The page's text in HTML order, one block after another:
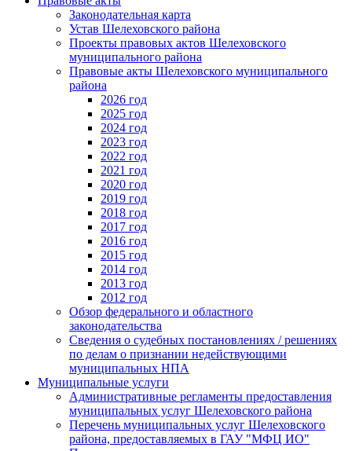
Законодательная карта
Устав Шелеховского района
Проекты правовых актов Шелеховского
муниципального района
Правовые акты Шелеховского муниципального
района
2026 год
2025 год
2024 год
2023 год
2022 год
2021 год
2020 год
2019 год
2018 год
2017 год
2016 год
2015 год
2014 год
2013 год
2012 год
Обзор федерального и областного
законодательства
Сведения о судебных постановлениях / решениях
по делам о признании недействующими
муниципальных НПА
Муниципальные услуги
Административные регламенты предоставления
муниципальных услуг Шелеховского района
Перечень муниципальных услуг Шелеховского
района, предоставляемых в ГАУ "МФЦ ИО"